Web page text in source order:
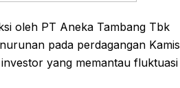
oleh PT Aneka Tambang Tbk
pada perdagangan Kamis
yang memantau fluktuasi